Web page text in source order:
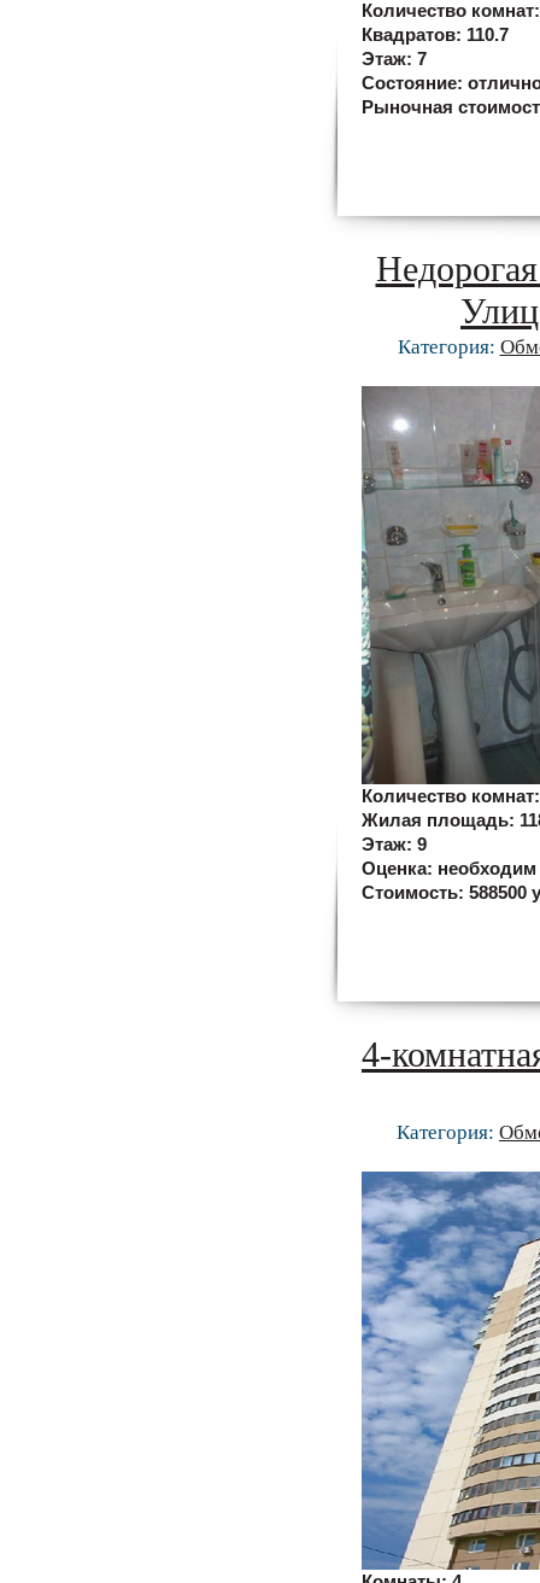
Количество
Квадратов: 110.7
Этаж: 7
Состояние:
Рыночная
Категория:
Количество
Жилая площадь:
Этаж: 9
Оценка: необходим
Стоимость: 588500
4-
Категория: